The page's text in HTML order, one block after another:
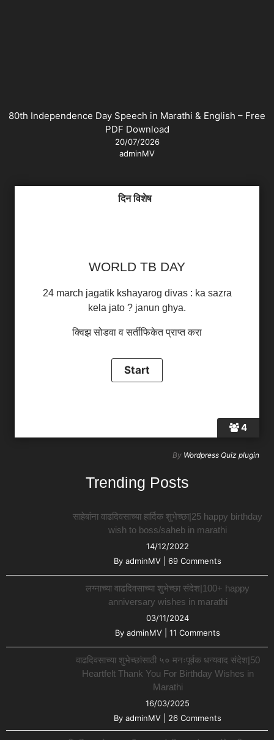
80th Independence Day Speech in Marathi & English – Free
PDF Download
20/07/2026
adminMV
4
दिन विशेष
WORLD TB DAY
24 march jagatik kshayarog divas : ka sazra
kela jato ? janun ghya.
क्विझ सोडवा व सर्तीफिकेत प्राप्त करा
By Wordpress Quiz plugin
Trending Posts
साहेबांना वाढदिवसाच्या हार्दिक शुभेच्छा|25 happy birthday
wish to boss/saheb in marathi
14/12/2022
By adminMV 69 Comments
लग्नाच्या वाढदिवसाच्या शुभेच्छा संदेश|100+ happy
anniversary wishes in marathi
03/11/2024
By adminMV 11 Comments
वाढदिवसाच्या शुभेच्छांसाठी ५० मनःपूर्वक धन्यवाद संदेश|50
Heartfelt Thank You For Birthday Wishes in
Marathi
16/03/2025
By adminMV 26 Comments